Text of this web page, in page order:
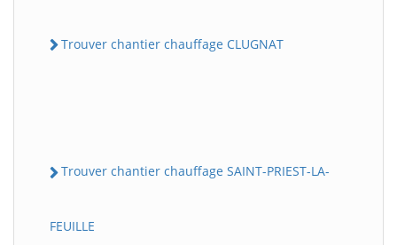
Trouver chantier chauffage CLUGNAT
Trouver chantier chauffage SAINT-PRIEST-LA-
FEUILLE